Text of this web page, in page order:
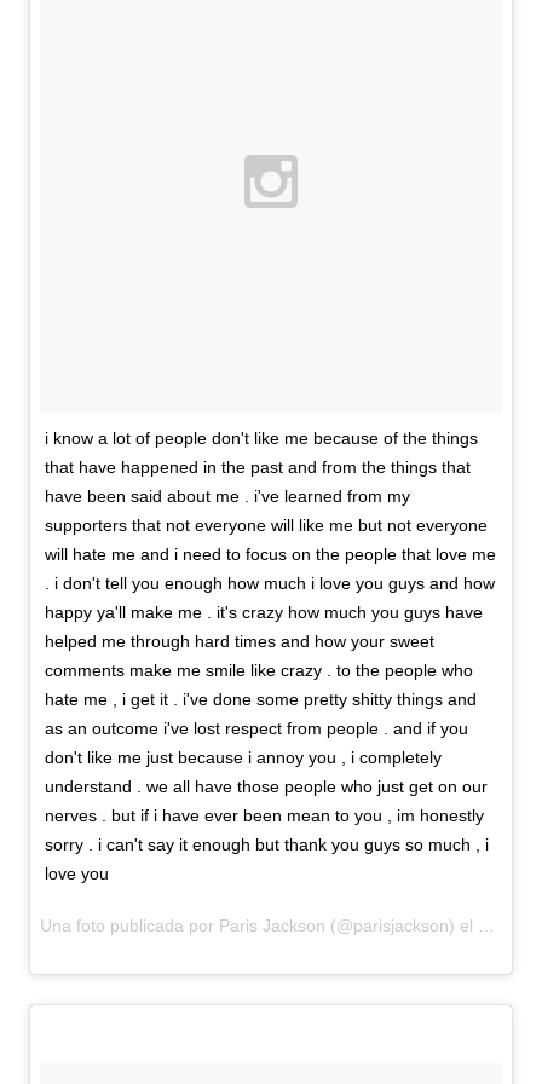
i know a lot of people don't like me because of the things
that have happened in the past and from the things that
have been said about me . i've learned from my
supporters that not everyone will like me but not everyone
will hate me and i need to focus on the people that love me
. i don't tell you enough how much i love you guys and how
happy ya'll make me . it's crazy how much you guys have
helped me through hard times and how your sweet
comments make me smile like crazy . to the people who
hate me , i get it . i've done some pretty shitty things and
as an outcome i've lost respect from people . and if you
don't like me just because i annoy you , i completely
understand . we all have those people who just get on our
nerves . but if i have ever been mean to you , im honestly
sorry . i can't say it enough but thank you guys so much , i
love you